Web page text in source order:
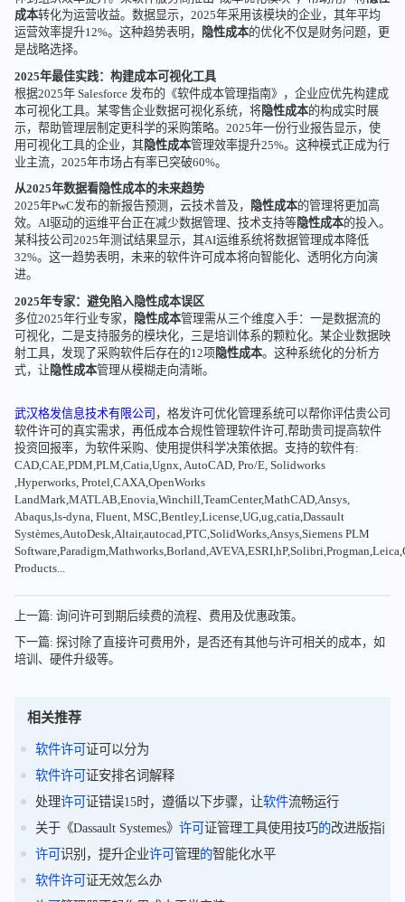
成本转化为运营收益。数据显示，2025年采用该模块的企业，其年平均
运营效率提升12%。这种趋势表明，
隐性成本的优化不仅是财务问题，更
是战略选择。
2025年最佳实践：构建成本可视化工具
根据2025年 Salesforce 发布的《软件成本管理指南》，企业应优先构建成
本可视化工具。某零售企业数据可视化系统，将隐性成本的构成实时展
示，帮助管理层制定更科学的采购策略。2025年一份行业报告显示，使
用可视化工具的企业，其隐性成本管理效率提升25%。这种模式正成为行
业主流，2025年市场占有率已突破60%。
从2025年数据看隐性成本的未来趋势
2025年PwC发布的新报告预测，云技术普及，
隐性成本的管理将更加高
效。AI驱动的运维平台正在减少数据管理、技术支持等隐性成本的投入。
某科技公司2025年测试结果显示，其AI运维系统将数据管理成本降低
32%。这一趋势表明，未来的软件许可成本将向智能化、透明化方向演
进。
2025年专家：避免陷入隐性成本误区
多位2025年行业专家，
隐性成本管理需从三个维度入手：一是数据流的
可视化，二是支持服务的模块化，三是培训体系的颗粒化。某企业数据映
射工具，发现了采购软件后存在的12项隐性成本。这种系统化的分析方
式，让 隐性成本管理从模糊走向清晰。
武汉格发信息技术有限公司 ，格发许可优化管理系统可以帮你评估贵公司
软件许可的真实需求，再低成本合规性管理软件许可,帮助贵司提高软件
投资回报率，为软件采购、使用提供科学决策依据。支持的软件有:
CAD,CAE,PDM,PLM,Catia,Ugnx, AutoCAD, Pro/E, Solidworks
,Hyperworks, Protel,CAXA,OpenWorks
LandMark,MATLAB,Enovia,Winchill,TeamCenter,MathCAD,Ansys,
Abaqus,ls-dyna, Fluent, MSC,Bentley,License,UG,ug,catia,Dassault
Systèmes,AutoDesk,Altair,autocad,PTC,SolidWorks,Ansys,Siemens PLM
Products...
上一篇: 询问许可到期后续费的流程、费用及优惠政策。
下一篇: 探讨除了直接许可费用外，是否还有其他与许可相关的成本，如
培训、硬件升级等。
相关推荐
软件许可 证可以分为
软件许可 证安排名词解释
处理许可 证错误15时，遵循以下步骤，让软件流畅运行
关于《Dassault Systemes》 许可 证管理工具使用技巧的改进版指南
许可 识别，提升企业许可 管理的智能化水平
软件许可 证无效怎么办